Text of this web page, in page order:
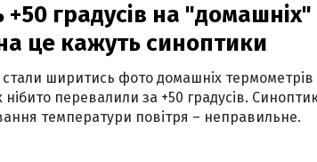
+50 градусів на "домашніх"
це кажуть синоптики
ширитись фото домашніх термометрів
перевалили за +50 градусів.
температури повітря – неправильне.